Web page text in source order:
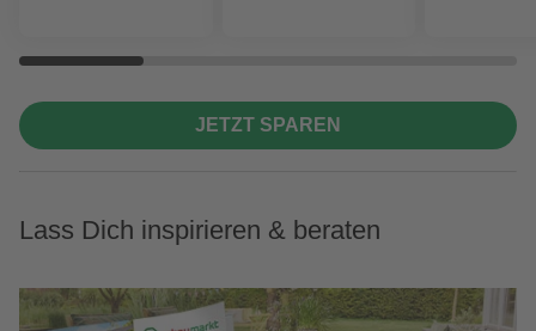
JETZT SPAREN
Lass Dich inspirieren & beraten